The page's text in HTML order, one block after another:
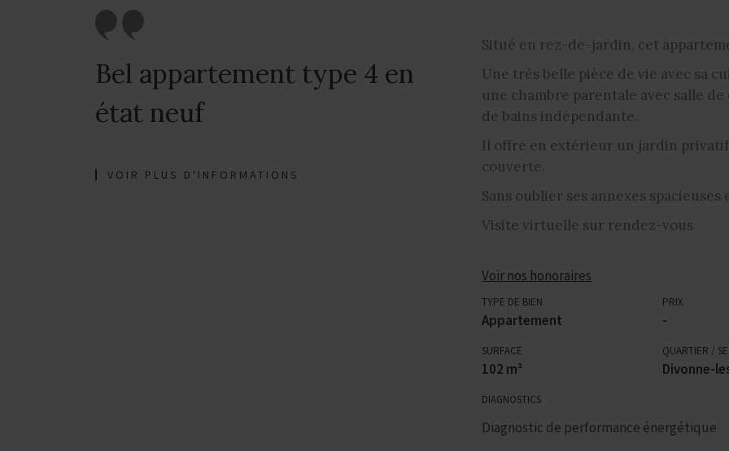
Bel appartement type 4 en
état neuf
VOIR PLUS D'INFORMATIONS
Situé en rez-de-jardin, cet
Une très belle pièce de vie avec sa
une chambre parentale avec salle
de bains indépendante.
Il offre en extérieur un jardin
couverte.
Sans oublier ses annexes
Visite virtuelle sur rendez-vous
Voir nos honoraires
TYPE DE BIEN
Appartement
PRIX
-
SURFACE
102 m²
QUARTIER /
Divonne-
DIAGNOSTICS
Diagnostic de performance énergétique